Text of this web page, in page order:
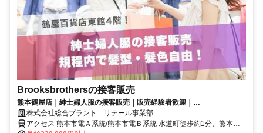
Brooksbrothersの接客販売
熊本鶴屋店｜紳士婦人服の接客販売｜販売経験者歓迎｜
Brooksbrothers｜正社員
株式会社総合プラント リテール事業部
アクセス 熊本市電Ａ系統/熊本市電Ｂ系統 水道町徒歩約1分、熊本市